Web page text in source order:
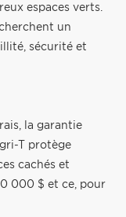
espaces verts.
un
sécurité et
la garantie
T protège
cachés et
000 $ et ce, pour